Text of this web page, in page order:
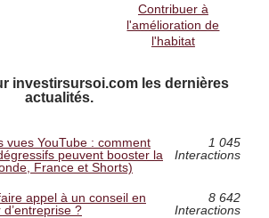
Contribuer à
l'amélioration de
l'habitat
investirsursoi.com les dernières
actualités.
vues YouTube : comment
peuvent booster la
France et Shorts)
1 045
Interactions
appel à un conseil en
?
8 642
Interactions